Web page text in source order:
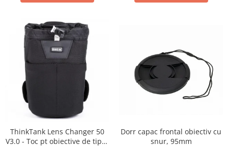
ThinkTank Lens Changer 50
V3.0 - Toc pt obiective de tipul
Dorr capac frontal obiectiv cu
snur, 95mm